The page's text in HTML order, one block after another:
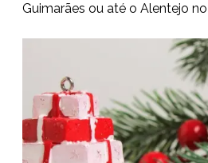
Guimarães ou até o Alentejo